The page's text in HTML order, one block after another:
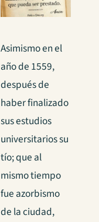
Asimismo en el
año de 1559,
después de
haber finalizado
sus estudios
universitarios su
tío; que al
mismo tiempo
fue azorbismo
de la ciudad,